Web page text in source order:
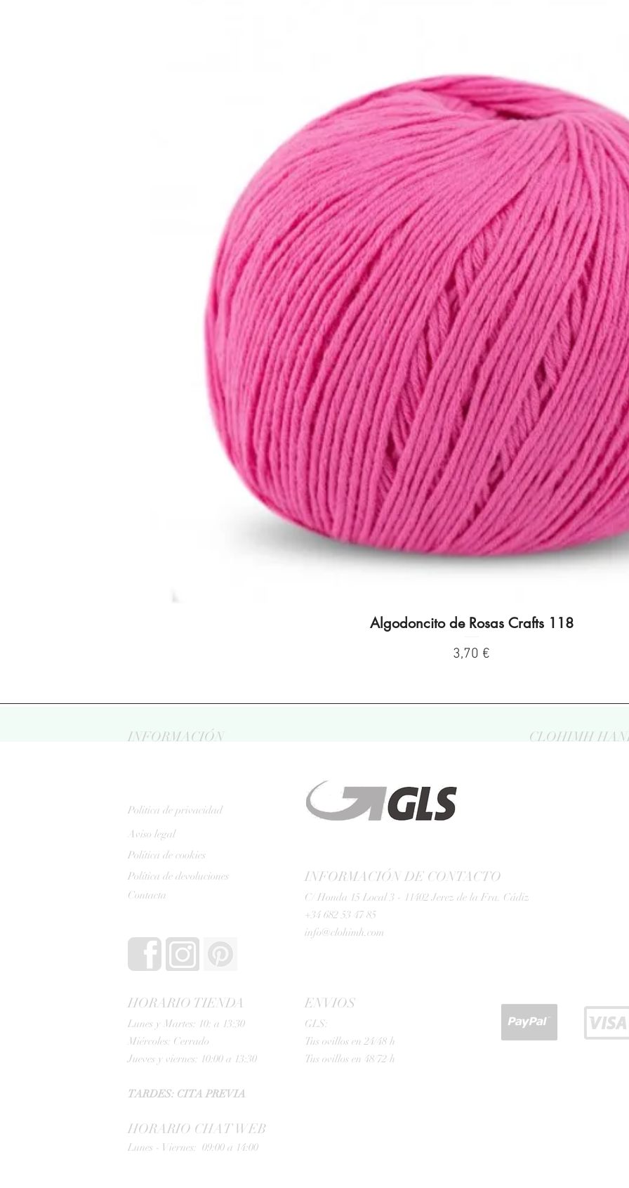
Visualização rápida
Algodoncito de Rosas Crafts 118
Preço
3,70 €
INFORMACIÓN CLOHIMH
Politica de privacidad
Aviso legal
Política de cookies
Política de devoluciones
Contacta
INFORMACIÓN DE CONTACTO
C/ Honda 15 Local 3 - 11402 Jerez de la Fra. Cádiz
+34 682 53 47 85
info@clohimh.com
HORARIO TIENDA
Lunes y Martes: 10: a 13:30
Miércoles: Cerrado
Jueves y viernes: 10:00 a 13:30
TARDES: CITA PREVIA
HORARIO CHAT WEB
Lunes - Viernes: 09:00 a 14:00
ENVIOS
GLS:
Tus ovillos en 24/48 h
Tus ovillos en 48/72 h